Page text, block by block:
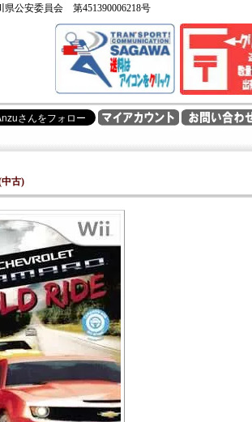
公安委員会 第451390006218号
古)